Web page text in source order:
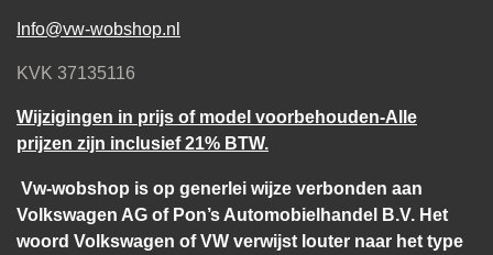
Info@vw-wobshop.nl
KVK 37135116
Wijzigingen in prijs of model voorbehouden-Alle
prijzen zijn inclusief 21% BTW.
Vw-wobshop is op generlei wijze verbonden aan
Volkswagen AG of Pon’s Automobielhandel B.V. Het
woord Volkswagen of VW verwijst louter naar het type